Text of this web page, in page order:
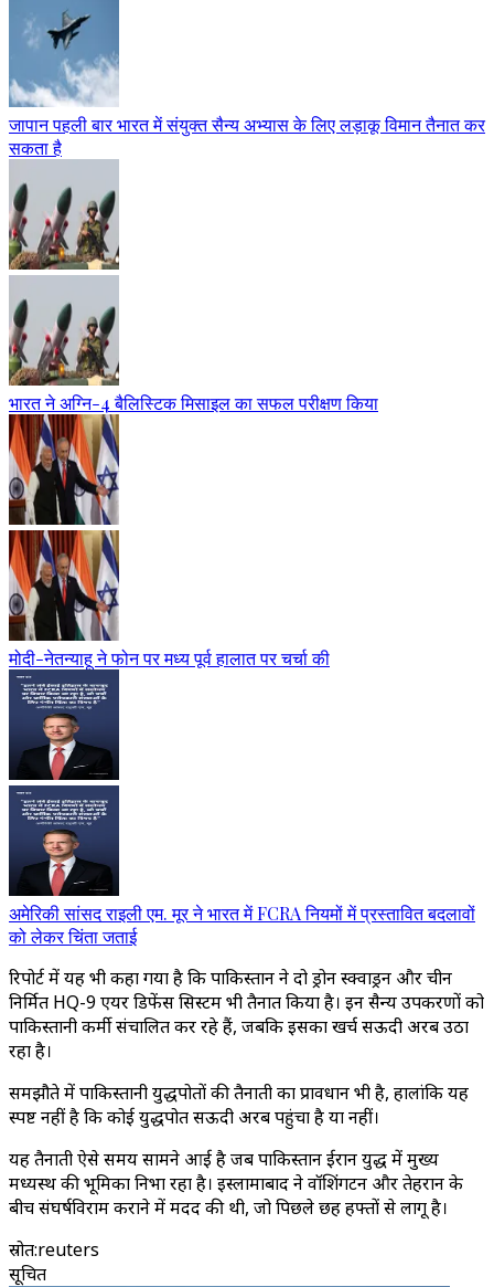
जापान पहली बार भारत में संयुक्त सैन्य अभ्यास के लिए लड़ाकू विमान तैनात कर
सकता है
भारत ने अग्नि-4 बैलिस्टिक मिसाइल का सफल परीक्षण किया
मोदी-नेतन्याहू ने फोन पर मध्य पूर्व हालात पर चर्चा की
अमेरिकी सांसद राइली एम. मूर ने भारत में FCRA नियमों में प्रस्तावित बदलावों
को लेकर चिंता जताई
रिपोर्ट में यह भी कहा गया है कि पाकिस्तान ने दो ड्रोन स्क्वाड्रन और चीन
निर्मित HQ-9 एयर डिफेंस सिस्टम भी तैनात किया है। इन सैन्य उपकरणों को
पाकिस्तानी कर्मी संचालित कर रहे हैं, जबकि इसका खर्च सऊदी अरब उठा
रहा है।
समझौते में पाकिस्तानी युद्धपोतों की तैनाती का प्रावधान भी है, हालांकि यह
स्पष्ट नहीं है कि कोई युद्धपोत सऊदी अरब पहुंचा है या नहीं।
यह तैनाती ऐसे समय सामने आई है जब पाकिस्तान ईरान युद्ध में मुख्य
मध्यस्थ की भूमिका निभा रहा है। इस्लामाबाद ने वॉशिंगटन और तेहरान के
बीच संघर्षविराम कराने में मदद की थी, जो पिछले छह हफ्तों से लागू है।
स्रोत:reuters
सूचित